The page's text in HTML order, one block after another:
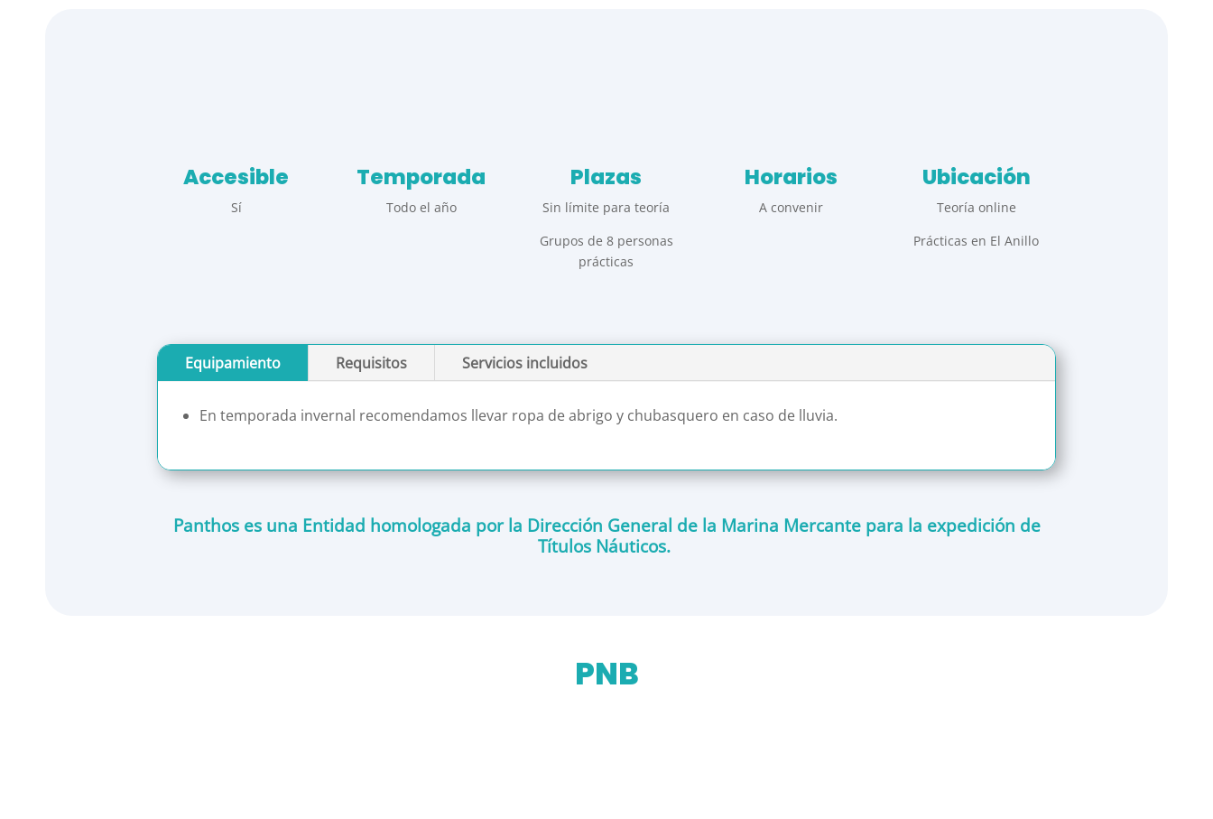
Accesible
Sí
Temporada
Todo el año
Plazas
Sin límite para teoría
Grupos de 8 personas
prácticas
Horarios
A convenir
Ubicación
Teoría online
Prácticas en El Anillo
Equipamiento Requisitos Servicios incluidos
En temporada invernal recomendamos llevar ropa de abrigo y chubasquero en caso de lluvia.
Panthos es una Entidad homologada por la Dirección General de la Marina Mercante para la expedición de
Títulos Náuticos.
PNB